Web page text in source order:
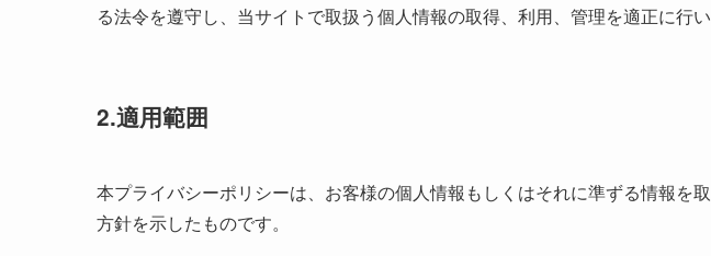
る法令を遵守し、当サイトで取扱う個人情報の取得、利用、管理を適正に行い
2.適用範囲
本プライバシーポリシーは、お客様の個人情報もしくはそれに準ずる情報を
方針を示したものです。